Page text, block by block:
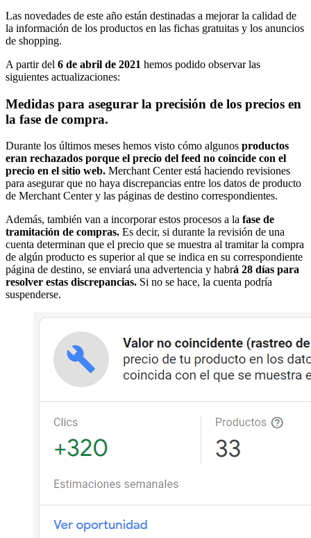
Las novedades de este año están destinadas a mejorar la calidad de
la información de los productos en las fichas gratuitas y los anuncios
de shopping.
A partir del 6 de abril de 2021 hemos podido observar las
siguientes actualizaciones:
Medidas para asegurar la precisión de los precios en
la fase de compra.
Durante los últimos meses hemos visto cómo algunos productos
eran rechazados porque el precio del feed no coincide con el
precio en el sitio web. Merchant Center está haciendo revisiones
para asegurar que no haya discrepancias entre los datos de producto
de Merchant Center y las páginas de destino correspondientes.
Además, también van a incorporar estos procesos a la fase de
tramitación de compras. Es decir, si durante la revisión de una
cuenta determinan que el precio que se muestra al tramitar la compra
de algún producto es superior al que se indica en su correspondiente
página de destino, se enviará una advertencia y habrá 28 días para
resolver estas discrepancias. Si no se hace, la cuenta podría
suspenderse.